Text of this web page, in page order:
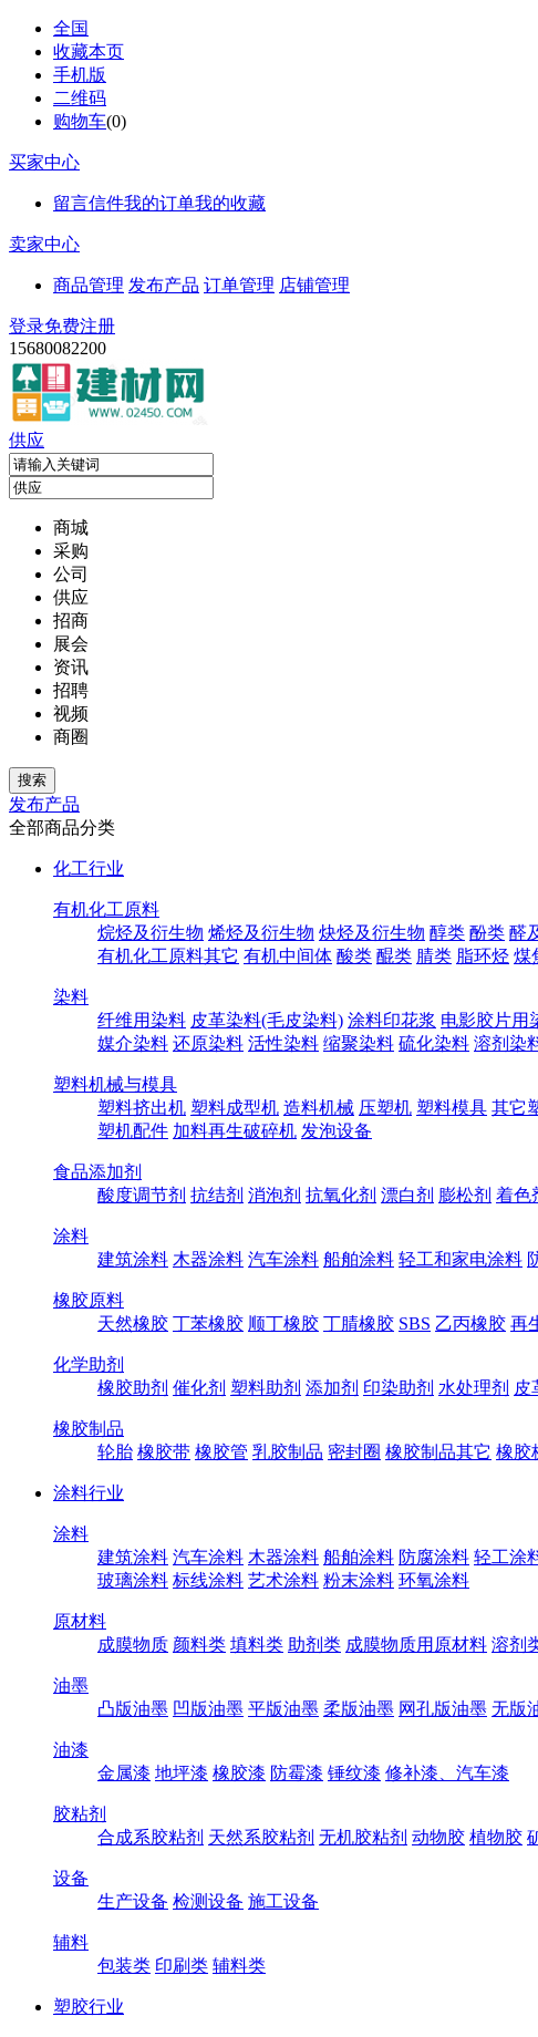
全国
收藏本页
手机版
二维码
购物车(0)
买家中心
留言信件我的订单我的收藏
卖家中心
商品管理 发布产品 订单管理 店铺管理
登录免费注册
15680082200
供应
商城
采购
公司
供应
招商
展会
资讯
招聘
视频
商圈
发布产品
全部商品分类
化工行业
有机化工原料
烷烃及衍生物 烯烃及衍生物 炔烃及衍生物 醇类 酚类 醛
有机化工原料其它 有机中间体 酸类 醌类 腈类 脂环烃 煤
染料
纤维用染料 皮革染料(毛皮染料) 涂料印花浆 电影胶片用
媒介染料 还原染料 活性染料 缩聚染料 硫化染料 溶剂染
塑料机械与模具
塑料挤出机 塑料成型机 造料机械 压塑机 塑料模具 其它
塑机配件 加料再生破碎机 发泡设备
食品添加剂
酸度调节剂 抗结剂 消泡剂 抗氧化剂 漂白剂 膨松剂 着色
涂料
建筑涂料 木器涂料 汽车涂料 船舶涂料 轻工和家电涂料
橡胶原料
天然橡胶 丁苯橡胶 顺丁橡胶 丁腈橡胶 SBS 乙丙橡胶 再
化学助剂
橡胶助剂 催化剂 塑料助剂 添加剂 印染助剂 水处理剂 皮
橡胶制品
轮胎 橡胶带 橡胶管 乳胶制品 密封圈 橡胶制品其它 橡胶
涂料行业
涂料
建筑涂料 汽车涂料 木器涂料 船舶涂料 防腐涂料 轻工涂
玻璃涂料 标线涂料 艺术涂料 粉末涂料 环氧涂料
原材料
成膜物质 颜料类 填料类 助剂类 成膜物质用原材料 溶剂
油墨
凸版油墨 凹版油墨 平版油墨 柔版油墨 网孔版油墨 无版
油漆
金属漆 地坪漆 橡胶漆 防霉漆 锤纹漆 修补漆、汽车漆
胶粘剂
合成系胶粘剂 天然系胶粘剂 无机胶粘剂 动物胶 植物胶
设备
生产设备 检测设备 施工设备
辅料
包装类 印刷类 辅料类
塑胶行业